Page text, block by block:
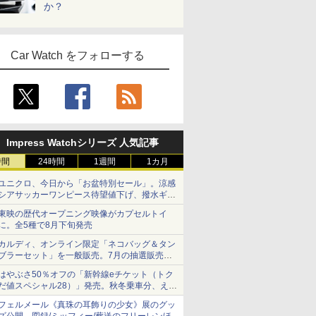
か？
Car Watch をフォローする
Impress Watchシリーズ 人気記事
24時間 1週間 1カ月
ニクロ、今日から「お盆特別セール」。涼感
アサッカーワンピース待望値下げ、撥水ギア
ョーツは1990円に
映の歴代オープニング映像がカプセルトイ
。全5種で8月下旬発売
ルディ、オンライン限定「ネコバッグ＆タン
ラーセット」を一般販売。7月の抽選販売の
選無効分
やぶさ50％オフの「新幹線eチケット（トク
値スペシャル28）」発売。秋冬乗車分、えき
っと限定
ェルメール《真珠の耳飾りの少女》展のグッ